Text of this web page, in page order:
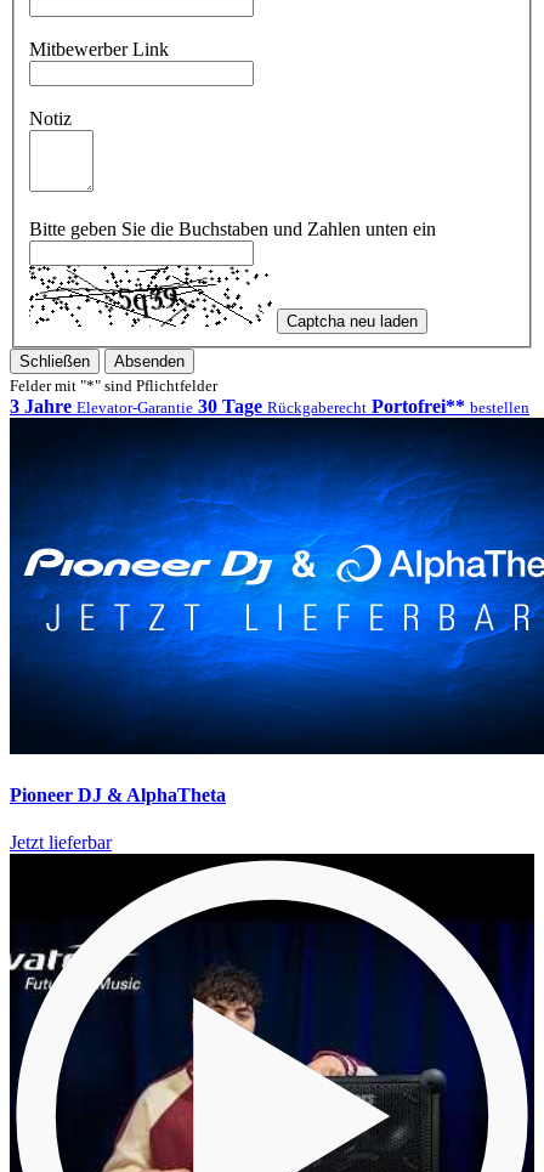
Mitbewerber Link
Notiz
Bitte geben Sie die Buchstaben und Zahlen unten ein
Captcha neu laden
Schließen
Absenden
Felder mit "*" sind Pflichtfelder
3 Jahre Elevator-Garantie 30 Tage Rückgaberecht Portofrei** bestellen
Pioneer DJ & AlphaTheta
Jetzt lieferbar